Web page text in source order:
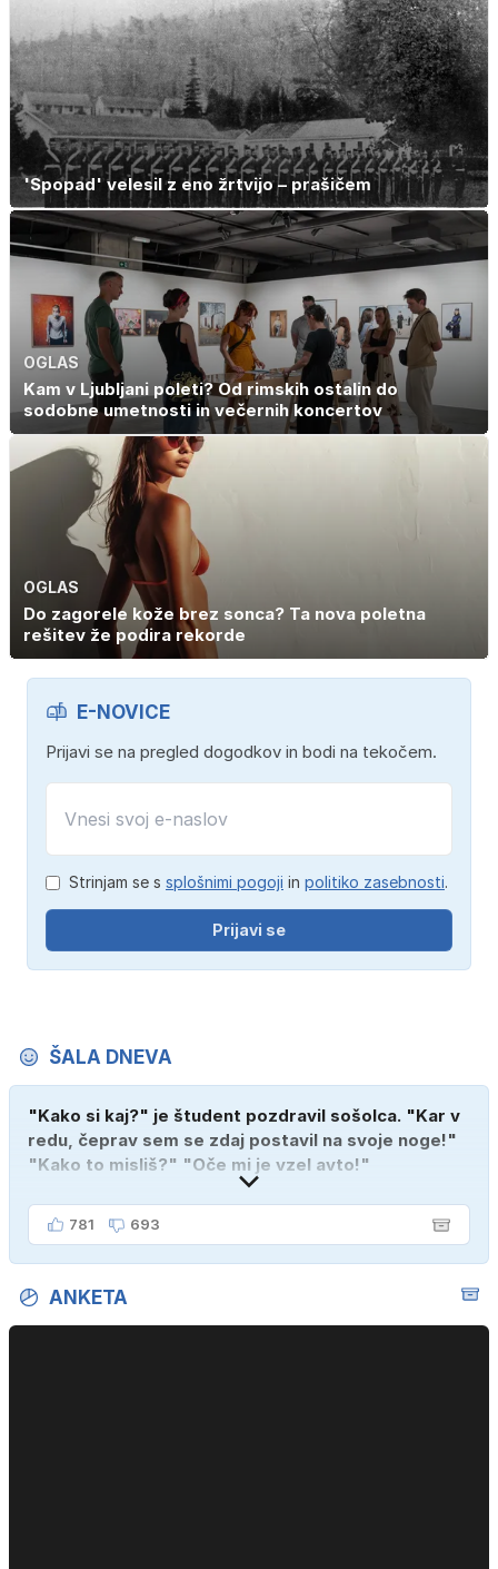
'Spopad' velesil z eno žrtvijo – prašičem
OGLAS
Kam v Ljubljani poleti? Od rimskih ostalin do
sodobne umetnosti in večernih koncertov
OGLAS
Do zagorele kože brez sonca? Ta nova poletna
rešitev že podira rekorde
E-NOVICE
Prijavi se na pregled dogodkov in bodi na tekočem.
Strinjam se s splošnimi pogoji in politiko zasebnosti.
Prijavi se
ŠALA DNEVA
"Kako si kaj?" je študent pozdravil sošolca. "Kar v
redu, čeprav sem se zdaj postavil na svoje noge!"
"Kako to misliš?" "Oče mi je vzel avto!"
781 693
ANKETA